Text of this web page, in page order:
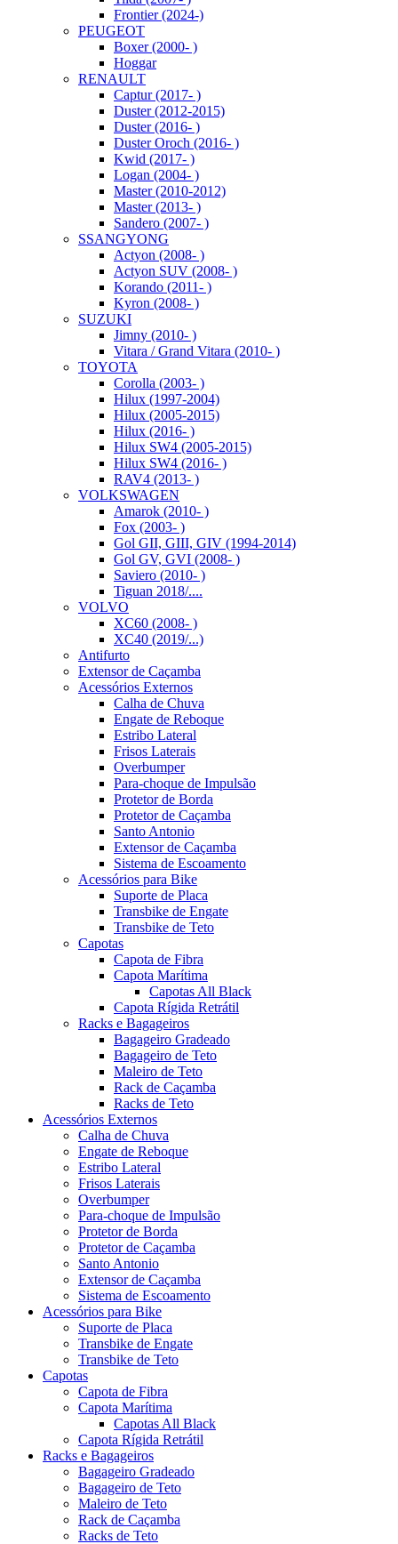
Frontier (2024-)
PEUGEOT
Boxer (2000- )
Hoggar
RENAULT
Captur (2017- )
Duster (2012-2015)
Duster (2016- )
Duster Oroch (2016- )
Kwid (2017- )
Logan (2004- )
Master (2010-2012)
Master (2013- )
Sandero (2007- )
SSANGYONG
Actyon (2008- )
Actyon SUV (2008- )
Korando (2011- )
Kyron (2008- )
SUZUKI
Jimny (2010- )
Vitara / Grand Vitara (2010- )
TOYOTA
Corolla (2003- )
Hilux (1997-2004)
Hilux (2005-2015)
Hilux (2016- )
Hilux SW4 (2005-2015)
Hilux SW4 (2016- )
RAV4 (2013- )
VOLKSWAGEN
Amarok (2010- )
Fox (2003- )
Gol GII, GIII, GIV (1994-2014)
Gol GV, GVI (2008- )
Saviero (2010- )
Tiguan 2018/....
VOLVO
XC60 (2008- )
XC40 (2019/...)
Antifurto
Extensor de Caçamba
Acessórios Externos
Calha de Chuva
Engate de Reboque
Estribo Lateral
Frisos Laterais
Overbumper
Para-choque de Impulsão
Protetor de Borda
Protetor de Caçamba
Santo Antonio
Extensor de Caçamba
Sistema de Escoamento
Acessórios para Bike
Suporte de Placa
Transbike de Engate
Transbike de Teto
Capotas
Capota de Fibra
Capota Marítima
Capotas All Black
Capota Rígida Retrátil
Racks e Bagageiros
Bagageiro Gradeado
Bagageiro de Teto
Maleiro de Teto
Rack de Caçamba
Racks de Teto
Acessórios Externos
Calha de Chuva
Engate de Reboque
Estribo Lateral
Frisos Laterais
Overbumper
Para-choque de Impulsão
Protetor de Borda
Protetor de Caçamba
Santo Antonio
Extensor de Caçamba
Sistema de Escoamento
Acessórios para Bike
Suporte de Placa
Transbike de Engate
Transbike de Teto
Capotas
Capota de Fibra
Capota Marítima
Capotas All Black
Capota Rígida Retrátil
Racks e Bagageiros
Bagageiro Gradeado
Bagageiro de Teto
Maleiro de Teto
Rack de Caçamba
Racks de Teto